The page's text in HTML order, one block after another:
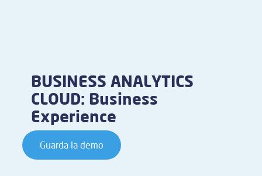
BUSINESS ANALYTICS
CLOUD: Business
Experience
Guarda la demo